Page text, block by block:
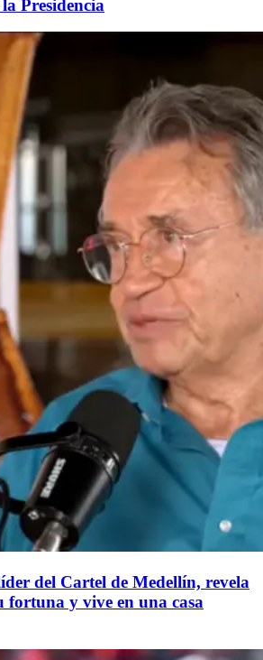
Presidencia
del Cartel de Medellín, revela
fortuna y vive en una casa